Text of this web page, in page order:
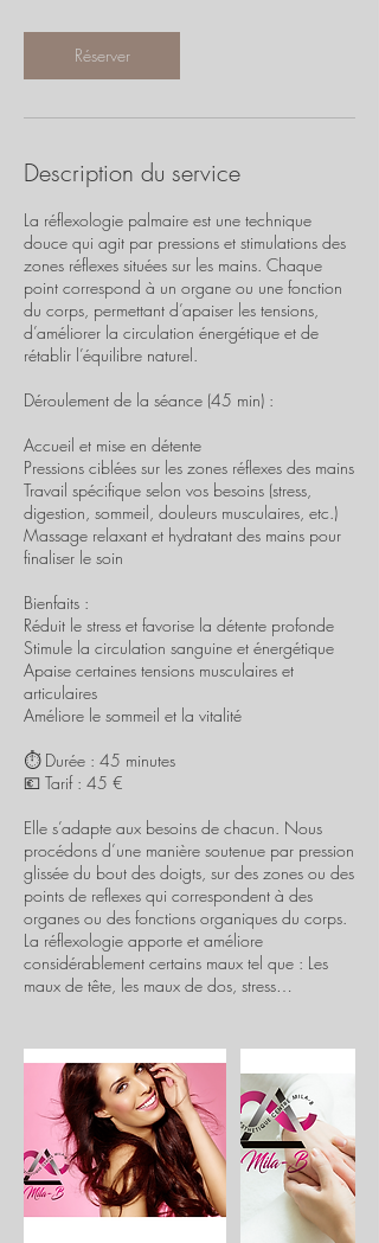
Réserver
Description du service
La réflexologie palmaire est une technique
douce qui agit par pressions et stimulations des
zones réflexes situées sur les mains. Chaque
point correspond à un organe ou une fonction
du corps, permettant d’apaiser les tensions,
d’améliorer la circulation énergétique et de
rétablir l’équilibre naturel.
Déroulement de la séance (45 min) :
Accueil et mise en détente
Pressions ciblées sur les zones réflexes des mains
Travail spécifique selon vos besoins (stress,
digestion, sommeil, douleurs musculaires, etc.)
Massage relaxant et hydratant des mains pour
finaliser le soin
Bienfaits :
Réduit le stress et favorise la détente profonde
Stimule la circulation sanguine et énergétique
Apaise certaines tensions musculaires et
articulaires
Améliore le sommeil et la vitalité
⏱️ Durée : 45 minutes
💶 Tarif : 45 €
Elle s’adapte aux besoins de chacun. Nous
procédons d’une manière soutenue par pression
glissée du bout des doigts, sur des zones ou des
points de reflexes qui correspondent à des
organes ou des fonctions organiques du corps.
La réflexologie apporte et améliore
considérablement certains maux tel que : Les